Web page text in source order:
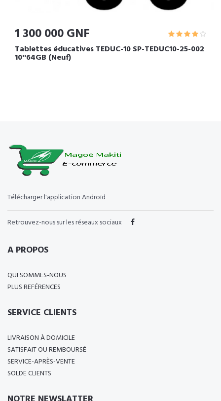
1 300 000 GNF
Tablettes éducatives TEDUC-10 SP-TEDUC10-25-002
10''64GB (Neuf)
Télécharger l'application Androïd
Retrouvez-nous sur les réseaux sociaux
A PROPOS
QUI SOMMES-NOUS
PLUS REFÉRENCES
SERVICE CLIENTS
LIVRAISON À DOMICILE
SATISFAIT OU REMBOURSÉ
SERVICE-APRÈS-VENTE
SOLDE CLIENTS